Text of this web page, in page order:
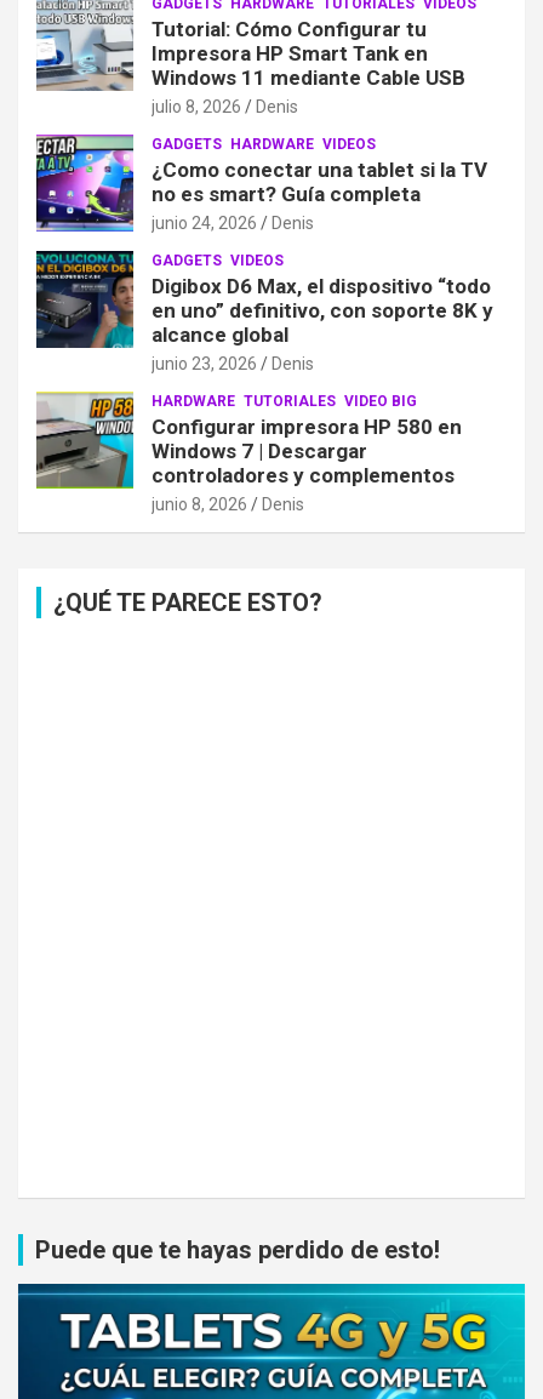
Tutorial: Cómo Configurar tu
Impresora HP Smart Tank en
Windows 11 mediante Cable USB
julio 8, 2026 Denis
GADGETS HARDWARE VIDEOS
¿Como conectar una tablet si la TV
no es smart? Guía completa
junio 24, 2026 Denis
GADGETS VIDEOS
Digibox D6 Max, el dispositivo “todo
en uno” definitivo, con soporte 8K y
alcance global
junio 23, 2026 Denis
HARDWARE TUTORIALES VIDEO BIG
Configurar impresora HP 580 en
Windows 7 | Descargar
controladores y complementos
junio 8, 2026 Denis
¿QUÉ TE PARECE ESTO?
Puede que te hayas perdido de esto!